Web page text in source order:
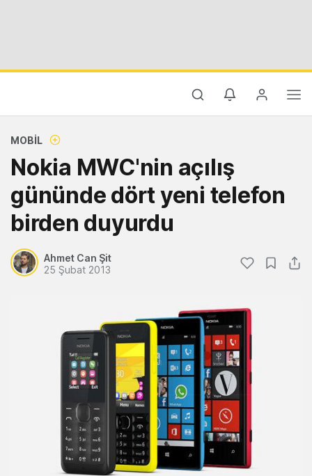
MOBIL
Nokia MWC'nin açılış
gününde dört yeni telefon
birden duyurdu
Ahmet Can Şit
25 Şubat 2013